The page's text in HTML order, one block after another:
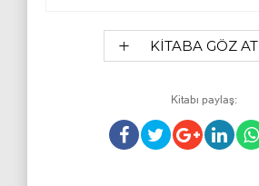
KİTABA GÖZ AT
Kitabı paylaş: